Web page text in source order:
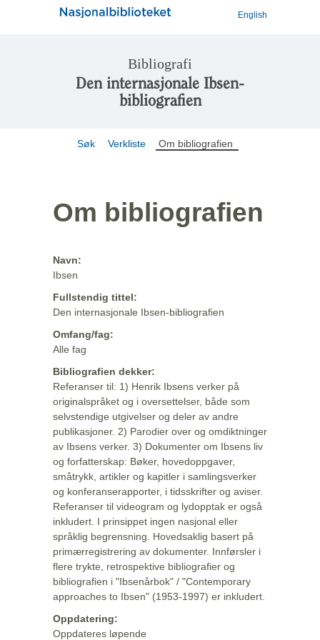
English
Bibliografi
Den internasjonale Ibsen-
bibliografien
Søk Verkliste Om bibliografien
Om bibliografien
Navn:
Ibsen
Fullstendig tittel:
Den internasjonale Ibsen-bibliografien
Omfang/fag:
Alle fag
Bibliografien dekker:
Referanser til: 1) Henrik Ibsens verker på
originalspråket og i oversettelser, både som
selvstendige utgivelser og deler av andre
publikasjoner. 2) Parodier over og omdiktninger
av Ibsens verker. 3) Dokumenter om Ibsens liv
og forfatterskap: Bøker, hovedoppgaver,
småtrykk, artikler og kapitler i samlingsverker
og konferanserapporter, i tidsskrifter og aviser.
Referanser til videogram og lydopptak er også
inkludert. I prinsippet ingen nasjonal eller
språklig begrensning. Hovedsaklig basert på
primærregistrering av dokumenter. Innførsler i
flere trykte, retrospektive bibliografier og
bibliografien i "Ibsenårbok" / "Contemporary
approaches to Ibsen" (1953-1997) er inkludert.
Oppdatering:
Oppdateres løpende